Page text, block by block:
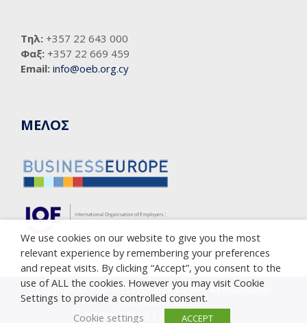
Τηλ: +357 22 643 000
Φαξ: +357 22 669 459
Email: info@oeb.org.cy
ΜΕΛΟΣ
Copyright © 2005-2023 Cyprus Employers & Industrialists
Federation (OEB)
Privacy Policy
Cookie Policy
We use cookies on our website to give you the most
relevant experience by remembering your preferences
and repeat visits. By clicking “Accept”, you consent to the
use of ALL the cookies. However you may visit Cookie
Settings to provide a controlled consent.
Cookie settings
ACCEPT